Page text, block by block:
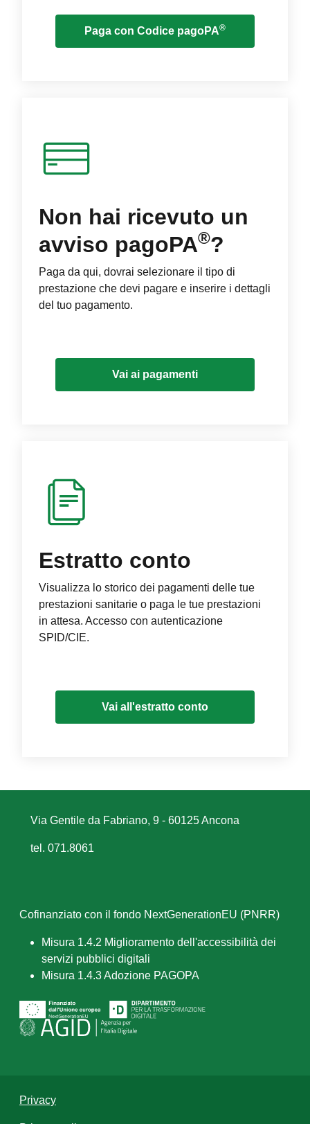
Paga con Codice pagoPA®
Non hai ricevuto un
avviso pagoPA®?
Paga da qui, dovrai selezionare il tipo di
prestazione che devi pagare e inserire i dettagli
del tuo pagamento.
Vai ai pagamenti
Estratto conto
Visualizza lo storico dei pagamenti delle tue
prestazioni sanitarie o paga le tue prestazioni
in attesa. Accesso con autenticazione
SPID/CIE.
Vai all'estratto conto
Via Gentile da Fabriano, 9 - 60125 Ancona
tel. 071.8061
Cofinanziato con il fondo NextGenerationEU (PNRR)
Misura 1.4.2 Miglioramento dell'accessibilità dei
servizi pubblici digitali
Misura 1.4.3 Adozione PAGOPA
Privacy